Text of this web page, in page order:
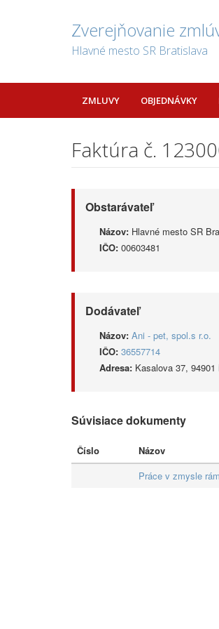
Zverejňovanie
Hlavné mesto SR Bratislava
ZMLUVY OBJEDNÁVKY
Faktúra č.
Obstarávateľ
Názov: Hlavné mesto SR
IČO: 00603481
Dodávateľ
Názov: Ani - pet, spol.s r.o.
IČO: 36557714
Adresa: Kasalova 37, 94901
Súvisiace dokumenty
Číslo Názov
Práce v zmysle